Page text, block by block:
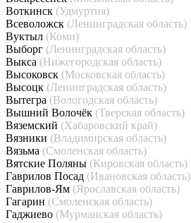
Воткинск (Удмуртия)
Всеволожск (Ленинградская область)
Вуктыл (Коми)
Выборг (Ленинградская область)
Выкса (Нижегородская область)
Высоковск (Московская область)
Высоцк (Ленинградская область)
Вытегра (Вологодская область)
Вышний Волочёк (Тверская область)
Вяземский (Хабаровский край)
Вязники (Владимирская область)
Вязьма (Смоленская область)
Вятские Поляны (Кировская область)
Гаврилов Посад (Ивановская область)
Гаврилов-Ям (Ярославская область)
Гагарин (Смоленская область)
Гаджиево (Мурманская область)